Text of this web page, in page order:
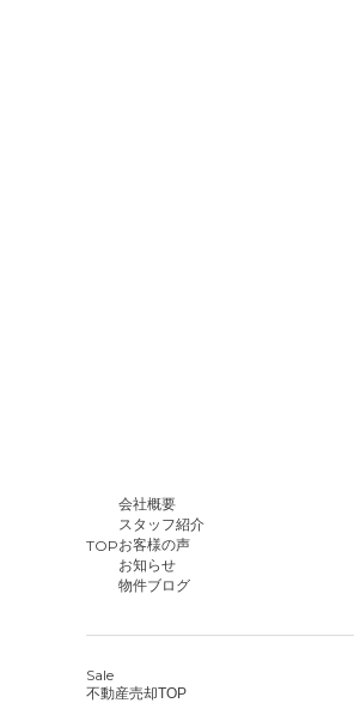
TOP
会社概要
スタッフ紹介
お客様の声
お知らせ
物件ブログ
Sale
不動産売却TOP